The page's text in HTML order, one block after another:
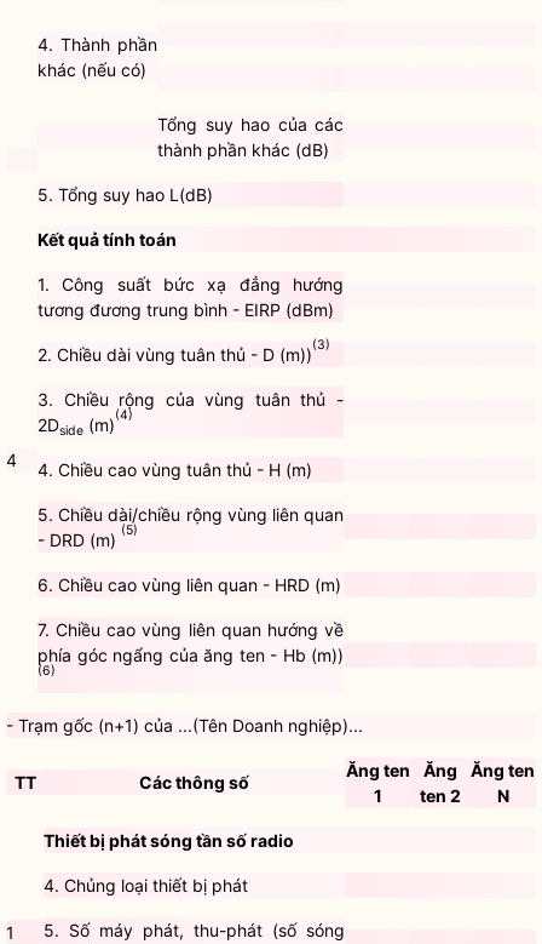
4. Thành phần
khác (nếu có)
Tổng suy hao của các
thành phần khác (dB)
5. Tổng suy hao L(dB)
4
Kết quả tính toán
1. Công suất bức xạ đẳng hướng
tương đương trung bình - EIRP (dBm)
2. Chiều dài vùng tuân thủ - D (m))(3)
3. Chiều rộng của vùng tuân thủ -
2Dside (m)(4)
4. Chiều cao vùng tuân thủ - H (m)
5. Chiều dài/chiều rộng vùng liên quan
- DRD (m) (5)
6. Chiều cao vùng liên quan - HRD (m)
7. Chiều cao vùng liên quan hướng về
phía góc ngẩng của ăng ten - Hb (m))
(6)
- Trạm gốc (n+1) của ...(Tên Doanh nghiệp)...
TT Các thông số
Ăng ten
1
Ăng
ten 2
Ăng ten
N
1
Thiết bị phát sóng tần số radio
4. Chủng loại thiết bị phát
5. Số máy phát, thu-phát (số sóng